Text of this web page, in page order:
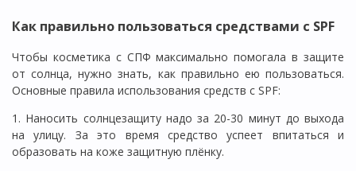
Как правильно пользоваться средствами с SPF
Чтобы косметика с СПФ максимально помогала в защите
от солнца, нужно знать, как правильно ею пользоваться.
Основные правила использования средств с SPF:
1. Наносить солнцезащиту надо за 20-30 минут до выхода
на улицу. За это время средство успеет впитаться и
образовать на коже защитную плёнку.